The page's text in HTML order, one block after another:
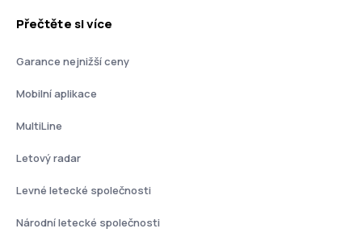
Přečtěte si více
Garance nejnižší ceny
Mobilní aplikace
MultiLine
Letový radar
Levné letecké společnosti
Národní letecké společnosti